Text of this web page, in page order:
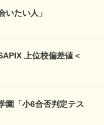
いたい人」
上位校偏差値＜
園「小6合否判定テス